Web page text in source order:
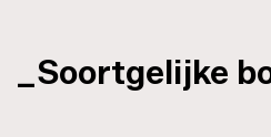
_Soortgelijke